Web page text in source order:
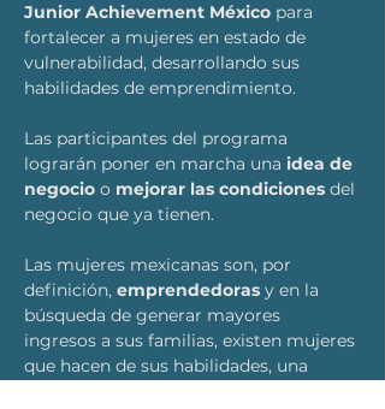
Junior Achievement México para
fortalecer a mujeres en estado de
vulnerabilidad, desarrollando sus
habilidades de emprendimiento.
Las participantes del programa
lograrán poner en marcha una idea de
negocio o mejorar las condiciones del
negocio que ya tienen.
Las mujeres mexicanas son, por
definición, emprendedoras y en la
búsqueda de generar mayores
ingresos a sus familias, existen mujeres
que hacen de sus habilidades, una